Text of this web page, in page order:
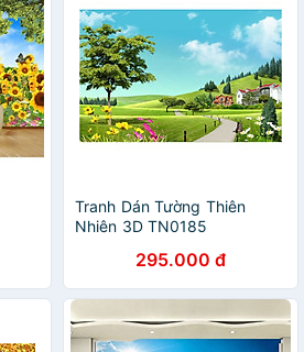
Tranh Dán Tường Thiên
Nhiên 3D TN0185
295.000 đ